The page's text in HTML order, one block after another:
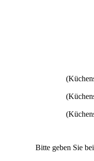
Bitte geben Sie